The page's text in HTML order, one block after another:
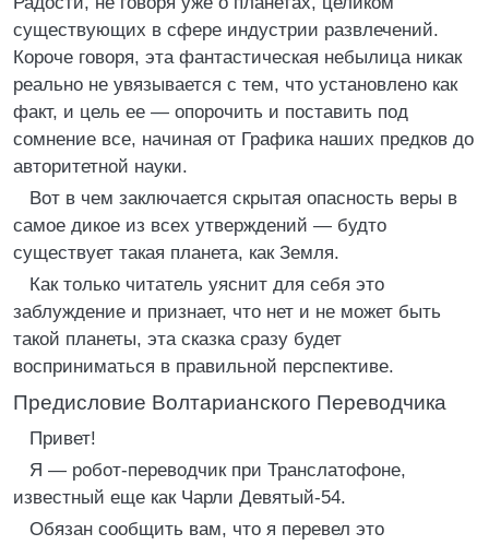
существующих в сфере индустрии развлечений.
Короче говоря, эта фантастическая небылица никак
реально не увязывается с тем, что установлено как
факт, и цель ее — опорочить и поставить под
сомнение все, начиная от Графика наших предков до
авторитетной науки.
Вот в чем заключается скрытая опасность веры в
самое дикое из всех утверждений — будто
существует такая планета, как Земля.
Как только читатель уяснит для себя это
заблуждение и признает, что нет и не может быть
такой планеты, эта сказка сразу будет
восприниматься в правильной перспективе.
Предисловие Волтарианского Переводчика
Привет!
Я — робот-переводчик при Транслатофоне,
известный еще как Чарли Девятый-54.
Обязан сообщить вам, что я перевел это